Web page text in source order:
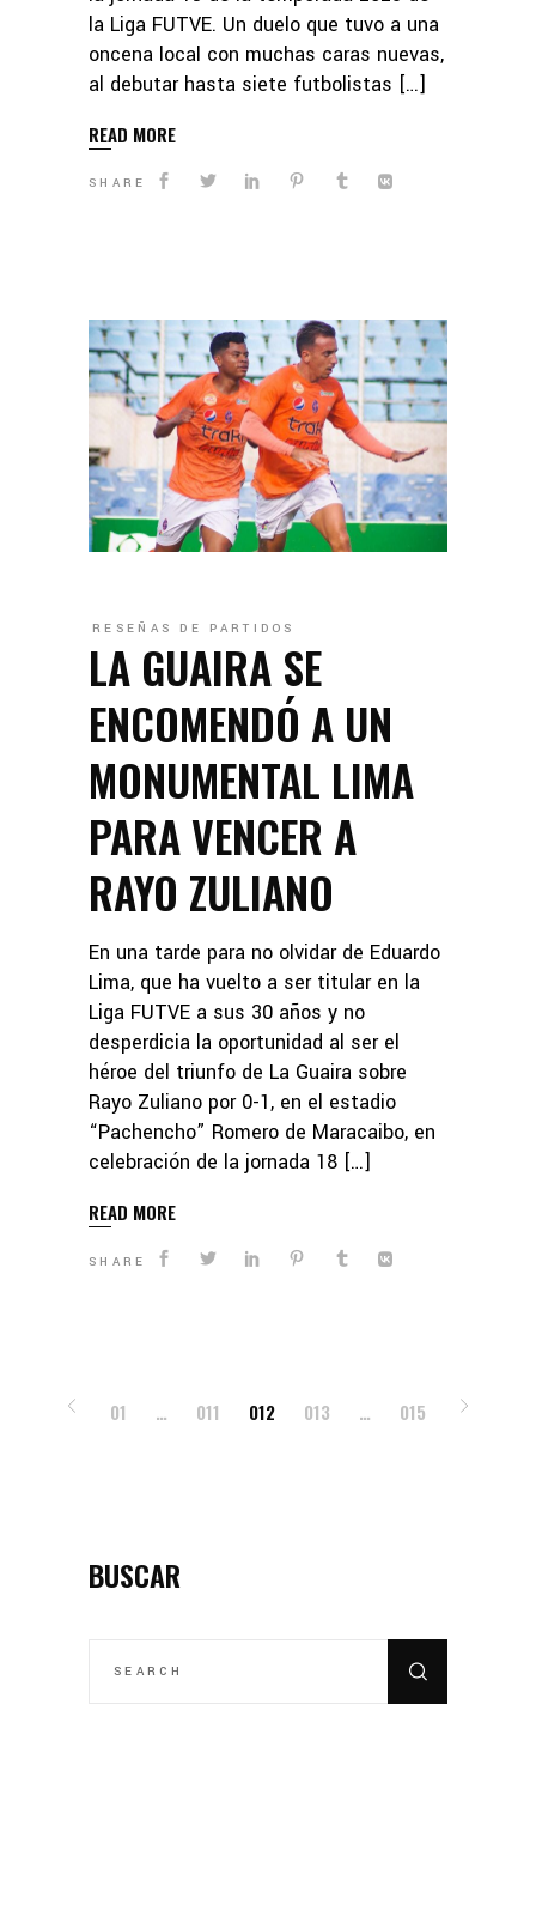
la Liga FUTVE. Un duelo que tuvo a una
oncena local con muchas caras nuevas,
al debutar hasta siete futbolistas […]
READ MORE
SHARE
RESEÑAS DE PARTIDOS
LA GUAIRA SE
ENCOMENDÓ A UN
MONUMENTAL LIMA
PARA VENCER A
RAYO ZULIANO
En una tarde para no olvidar de Eduardo
Lima, que ha vuelto a ser titular en la
Liga FUTVE a sus 30 años y no
desperdicia la oportunidad al ser el
héroe del triunfo de La Guaira sobre
Rayo Zuliano por 0-1, en el estadio
“Pachencho” Romero de Maracaibo, en
celebración de la jornada 18 […]
READ MORE
SHARE
POSTS
01 … 011 012 013 … 015
BUSCAR